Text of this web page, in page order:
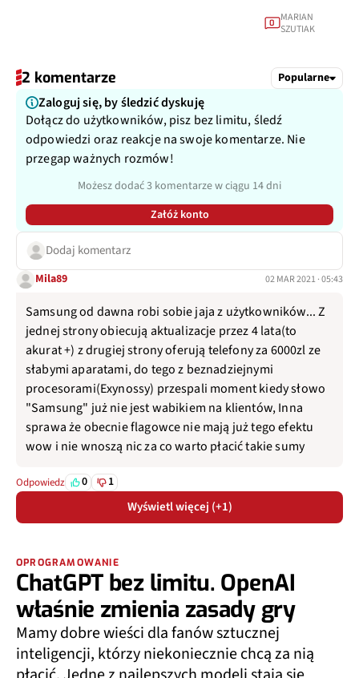
0 MARIAN
SZUTIAK
2 komentarze Popularne
Zaloguj się, by śledzić dyskuję
Dołącz do użytkowników, pisz bez limitu, śledź
odpowiedzi oraz reakcje na swoje komentarze. Nie
przegap ważnych rozmów!
Możesz dodać 3 komentarze w ciągu 14 dni
Załóż konto
Dodaj komentarz
Mila89 02 MAR 2021 · 05:43
Samsung od dawna robi sobie jaja z użytkowników... Z
jednej strony obiecują aktualizacje przez 4 lata(to
akurat +) z drugiej strony oferują telefony za 6000zl ze
słabymi aparatami, do tego z beznadziejnymi
procesorami(Exynossy) przespali moment kiedy słowo
"Samsung" już nie jest wabikiem na klientów, Inna
sprawa że obecnie flagowce nie mają już tego efektu
wow i nie wnoszą nic za co warto płacić takie sumy
Odpowiedz 0 1
Wyświetl więcej (+1)
OPROGRAMOWANIE
ChatGPT bez limitu. OpenAI
właśnie zmienia zasady gry
Mamy dobre wieści dla fanów sztucznej
inteligencji, którzy niekoniecznie chcą za nią